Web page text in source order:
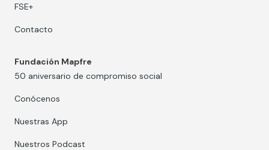
FSE+
Contacto
Fundación Mapfre
50 aniversario de compromiso social
Conócenos
Nuestras App
Nuestros Podcast